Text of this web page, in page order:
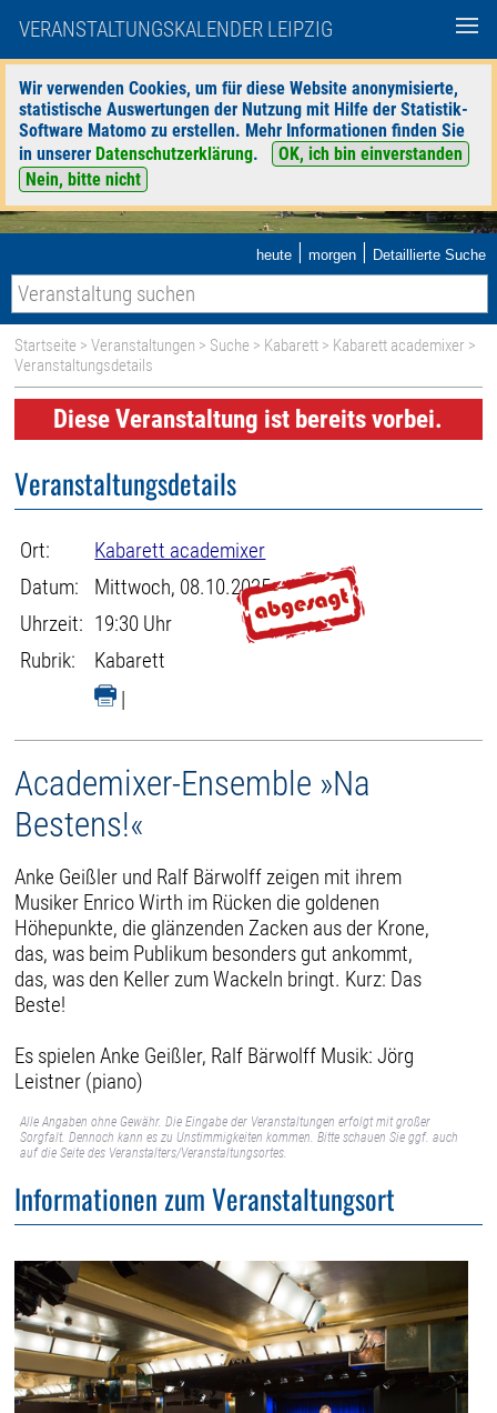
VERANSTALTUNGSKALENDER LEIPZIG
Wir verwenden Cookies, um für diese Website anonymisierte,
statistische Auswertungen der Nutzung mit Hilfe der Statistik-
Software Matomo zu erstellen. Mehr Informationen finden Sie
in unserer Datenschutzerklärung.
OK, ich bin einverstanden
Nein, bitte nicht
heute | morgen | Detaillierte Suche
Startseite >Veranstaltungen > Suche > Kabarett > Kabarett academixer >
Veranstaltungsdetails
Diese Veranstaltung ist bereits vorbei.
Veranstaltungsdetails
Ort:
Kabarett academixer
Datum:
Mittwoch, 08.10.2025
Uhrzeit: 19:30 Uhr
Rubrik:
Kabarett
|
Academixer-Ensemble »Na
Bestens!«
Anke Geißler und Ralf Bärwolff zeigen mit ihrem
Musiker Enrico Wirth im Rücken die goldenen
Höhepunkte, die glänzenden Zacken aus der Krone,
das, was beim Publikum besonders gut ankommt,
das, was den Keller zum Wackeln bringt. Kurz: Das
Beste!
Es spielen Anke Geißler, Ralf Bärwolff Musik: Jörg
Leistner (piano)
Alle Angaben ohne Gewähr. Die Eingabe der Veranstaltungen erfolgt mit großer
Sorgfalt. Dennoch kann es zu Unstimmigkeiten kommen. Bitte schauen Sie ggf. auch
auf die Seite des Veranstalters/Veranstaltungsortes.
Informationen zum Veranstaltungsort